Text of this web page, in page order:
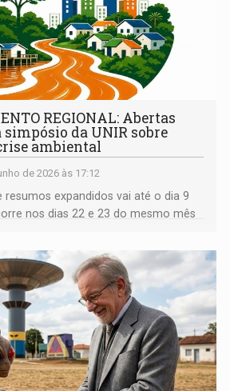
REGIONAL: Abertas
da UNIR sobre
ambiental
de 2026 às 17:12
resumos expandidos vai até o dia 9
nos dias 22 e 23 do mesmo mês